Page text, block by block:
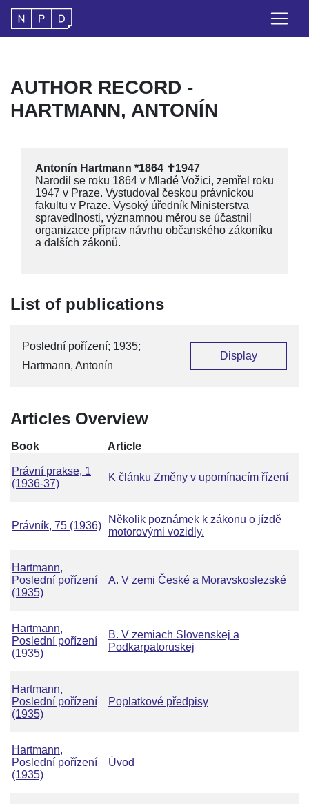
AUTHOR RECORD -
HARTMANN, ANTONÍN
Antonín Hartmann *1864 ✝1947
Narodil se roku 1864 v Mladé Vožici, zemřel roku
1947 v Praze. Vystudoval českou právnickou
fakultu v Praze. Vysoký úředník Ministerstva
spravedlnosti, významnou měrou se účastnil
organizace příprav návrhu občanského zákoníku
a dalších zákonů.
List of publications
Poslední pořízení; 1935;
Hartmann, Antonín
Display
Articles Overview
Book Article
Právní prakse, 1
(1936-37)
K článku Změny v upomínacím řízení
Právník, 75 (1936)
Několik poznámek k zákonu o jízdě
motorovými vozidly.
Hartmann,
Poslední pořízení
(1935)
A. V zemi České a Moravskoslezské
Hartmann,
Poslední pořízení
(1935)
B. V zemiach Slovenskej a
Podkarpatoruskej
Hartmann,
Poslední pořízení
(1935)
Poplatkové předpisy
Hartmann,
Poslední pořízení
(1935)
Úvod